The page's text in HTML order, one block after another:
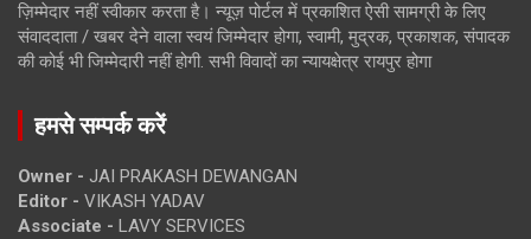
ज़िम्मेदार नहीं स्वीकार करता है। न्यूज़ पोर्टल में प्रकाशित ऐसी सामग्री के लिए
संवाददाता / खबर देने वाला स्वयं जिम्मेदार होगा, स्वामी, मुद्रक, प्रकाशक, संपादक
की कोई भी जिम्मेदारी नहीं होगी. सभी विवादों का न्यायक्षेत्र रायपुर होगा
हमसे सम्पर्क करें
Owner - JAI PRAKASH DEWANGAN
Editor - VIKASH YADAV
Associate - LAVY SERVICES